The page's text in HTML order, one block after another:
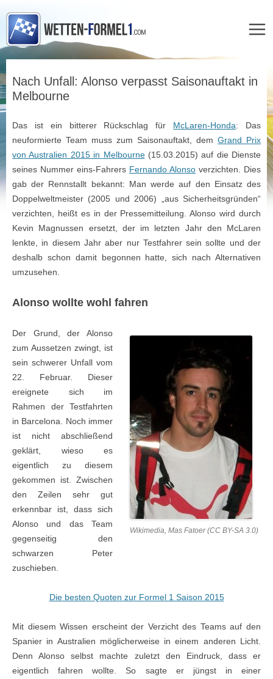
springen
Nach Unfall: Alonso verpasst Saisonauftakt in
Melbourne
Das ist ein bitterer Rückschlag für McLaren-Honda: Das
neuformierte Team muss zum Saisonauftakt, dem Grand Prix
von Australien 2015 in Melbourne(15.03.2015) auf die Dienste
seines Nummer eins-Fahrers Fernando Alonso verzichten. Dies
gab der Rennstallt bekannt: Man werde auf den Einsatz des
Doppelweltmeister (2005 und 2006) „aus Sicherheitsgründen“
verzichten, heißt es in der Pressemitteilung. Alonso wird durch
Kevin Magnussen ersetzt, der im letzten Jahr den McLaren
lenkte, in diesem Jahr aber nur Testfahrer sein sollte und der
deshalb schon damit begonnen hatte, sich nach Alternativen
umzusehen.
Alonso wollte wohl fahren
Wikimedia, Mas Fatoer (CC BY-SA 3.0)
Der Grund, der Alonso
zum Aussetzen zwingt, ist
sein schwerer Unfall vom
22. Februar. Dieser
ereignete sich im
Rahmen der Testfahrten
in Barcelona. Noch immer
ist nicht abschließend
geklärt, wieso es
eigentlich zu diesem
gekommen ist. Zwischen
den Zeilen sehr gut
erkennbar ist, dass sich
Alonso und das Team
gegenseitig den
schwarzen Peter
zuschieben.
Die besten Quoten zur Formel 1 Saison 2015
Mit diesem Wissen erscheint der Verzicht des Teams auf den
Spanier in Australien möglicherweise in einem anderen Licht.
Denn Alonso selbst machte zuletzt den Eindruck, dass er
eigentlich fahren wollte. So sagte er jüngst in einer